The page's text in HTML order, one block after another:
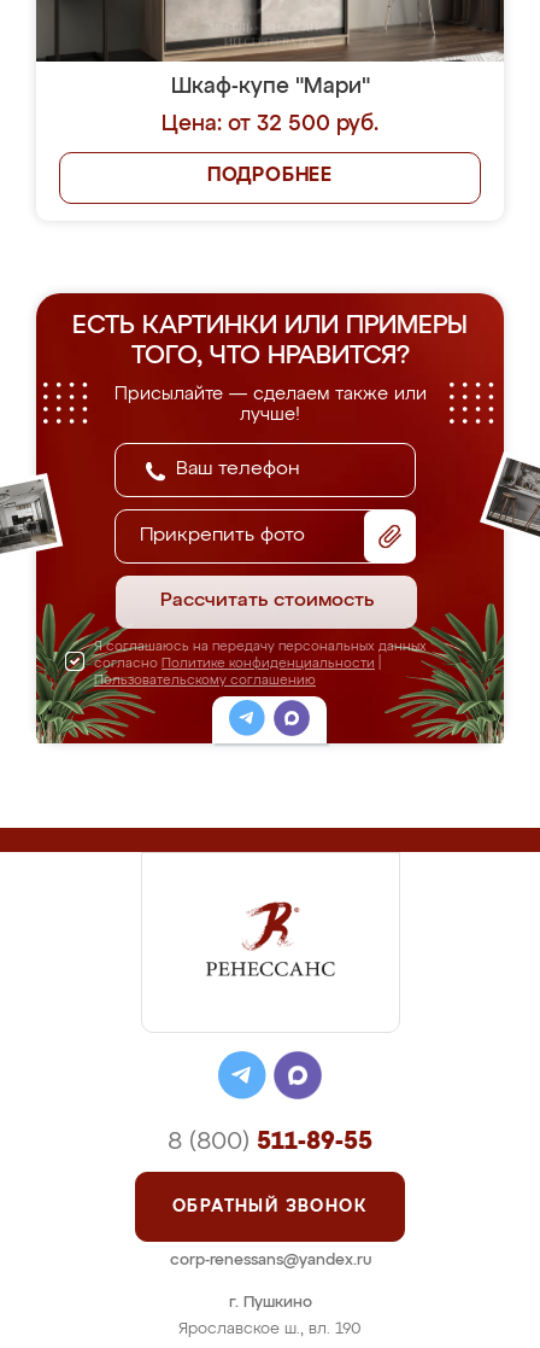
Шкаф-купе "Мари"
Цена: от 32 500 руб.
ПОДРОБНЕЕ
ЕСТЬ КАРТИНКИ ИЛИ ПРИМЕРЫ
ТОГО, ЧТО НРАВИТСЯ?
Присылайте — сделаем также или
лучше!
Прикрепить фото
Рассчитать стоимость
Я соглашаюсь на передачу персональных данных
согласно Политике конфиденциальности
Пользовательскому соглашению
г. Пушкино
Ярославское ш., вл. 190
8 (800) 511-89-55
ОБРАТНЫЙ ЗВОНОК
corp-renessans@yandex.ru